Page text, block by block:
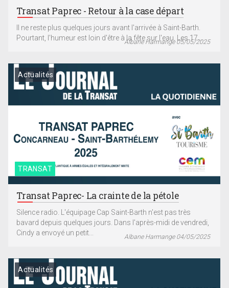
Transat Paprec - Retour à la case départ
Il ne reste plus quelques jours avant l'arrivée à Saint-Barth.
Pourtant, l'humeur est loin d'être à la fête sur l'eau. Les 17...
Albane Harmange 05/05/2025
TRANSAT
Actualités
Transat Paprec- La crainte de la pétole
Silence radio. L'équipage Cap Saint-Barth n'est pas très
bavard depuis quelques jours. Dans l'après-midi de vendredi,
Cindy a envoyé un petit...
Albane Harmange 04/05/2025
Actualités